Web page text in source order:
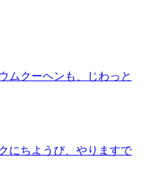
ムクーヘンも、じわっと
にちようび、やりますで